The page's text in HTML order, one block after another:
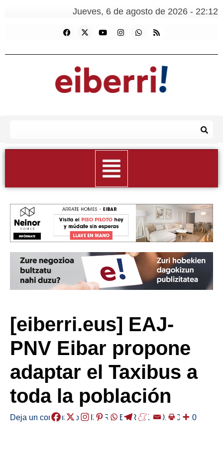
Jueves, 6 de agosto de 2026 - 22:12
[eiberri.eus] EAJ-
PNV Eibar propone
adaptar el Taxibus a
toda la población
Deja un comentario /EIBAR ,HERRIAK /2018-03-20